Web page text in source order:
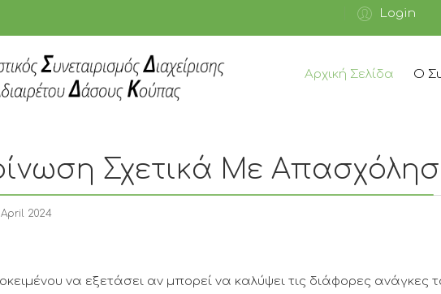
Login
Αρχική Σελίδα Ο
Σχετικά Με
2024
να εξετάσει αν μπορεί να καλύψει τις διάφορες